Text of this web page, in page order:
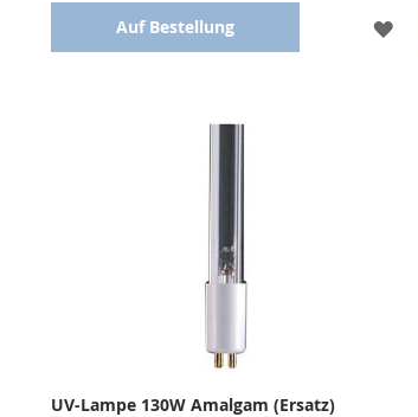
Auf Bestellung
ZUR
UV-Lampe 130W Amalgam (Ersatz)